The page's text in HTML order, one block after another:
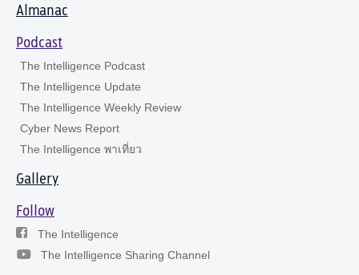
Almanac
Podcast
The Intelligence Podcast
The Intelligence Update
The Intelligence Weekly Review
Cyber News Report
The Intelligence พาเที่ยว
Gallery
Follow
The Intelligence
The Intelligence Sharing Channel